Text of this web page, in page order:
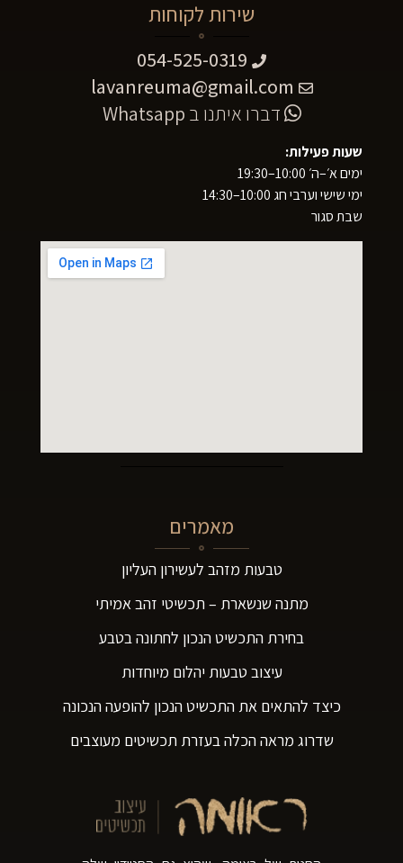
מאמרים
טבעות מזהב לעשירון העליון
מתנה שנשארת – תכשיטי זהב אמיתי
בחירת התכשיט הנכון לחתונה בטבע
עיצוב טבעות יהלום מיוחדות
כיצד להתאים את התכשיט הנכון להופעה הנכונה
שדרוג מראה הכלה בעזרת תכשיטים מעוצבים
שירות לקוחות
054-525-0319
lavanreuma@gmail.com
דברו איתנו ב Whatsapp
שעות פעילות:
ימים א׳–ה׳ 10:00–19:30
ימי שישי וערבי חג 10:00–14:30
שבת סגור